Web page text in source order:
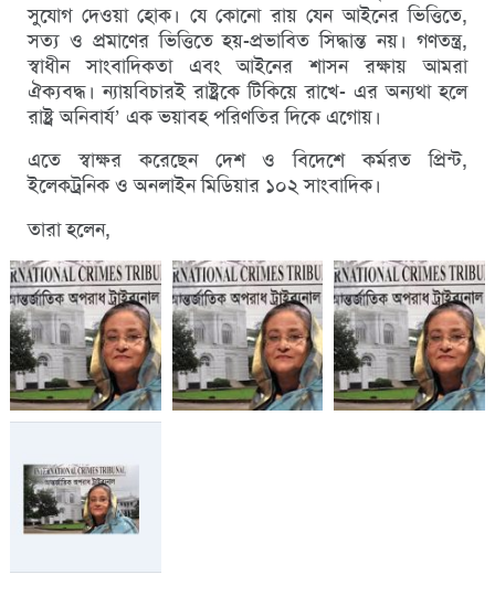
সুযোগ দেওয়া হোক। যে কোনো রায় যেন আইনের ভিত্তিতে,
সত্য ও প্রমাণের ভিত্তিতে হয়-প্রভাবিত সিদ্ধান্ত নয়। গণতন্ত্র,
স্বাধীন সাংবাদিকতা এবং আইনের শাসন রক্ষায় আমরা
ঐক্যবদ্ধ। ন্যায়বিচারই রাষ্ট্রকে টিকিয়ে রাখে- এর অন্যথা হলে
রাষ্ট্র অনিবার্য’ এক ভয়াবহ পরিণতির দিকে এগোয়।
এতে স্বাক্ষর করেছেন দেশ ও বিদেশে কর্মরত প্রিন্ট,
ইলেকট্রনিক ও অনলাইন মিডিয়ার ১০২ সাংবাদিক।
তারা হলেন,